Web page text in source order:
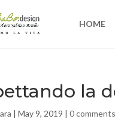
HOME
la
|May 9, 2019 |0 comments